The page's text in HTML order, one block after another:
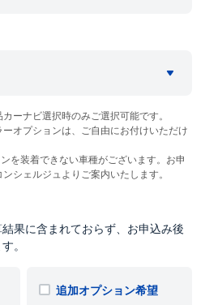
ーナビ選択時のみご選択可能です。
オプションは、ご自由にお付けいただけ
を装着できない車種がございます。お申
シェルジュよりご案内いたします。
果に含まれておらず、お申込み後
。
追加オプション希望